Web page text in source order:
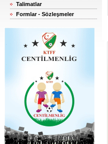
Talimatlar
Formlar - Sözleşmeler